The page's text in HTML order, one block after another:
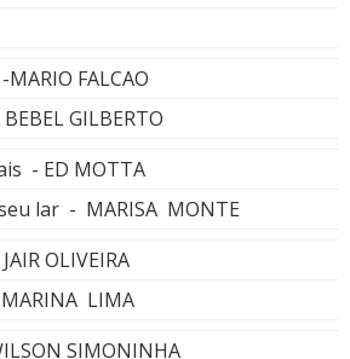
FALCAO
GILBERTO
- ED MOTTA
lar - MARISA MONTE
OLIVEIRA
LIMA
SIMONINHA